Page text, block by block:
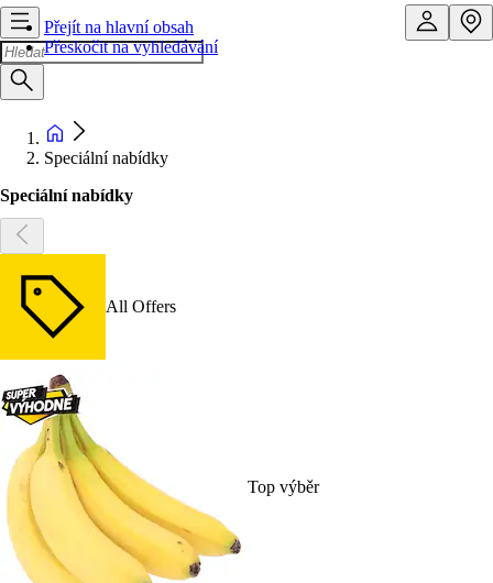
Přejít na hlavní obsah
Přeskočit na vyhledávání
Speciální nabídky
Speciální nabídky
All Offers
Top výběr